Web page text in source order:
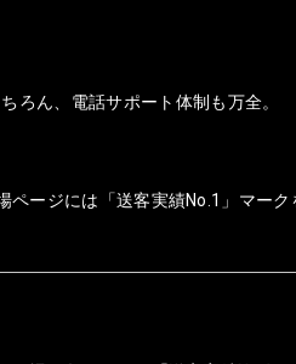
ろん、電話サポート体制も万全。
ージには「送客実績No.1」マーク